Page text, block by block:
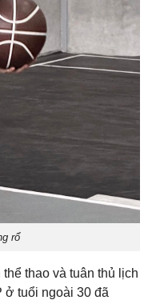
rổ
thao và tuân thủ lịch
ở tuổi ngoài 30 đã